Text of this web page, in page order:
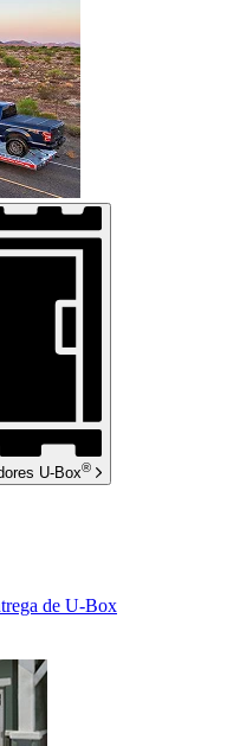
U-Box®
de U-Box